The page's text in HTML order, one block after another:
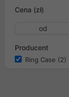
Cena (zł)
Producent
Ring Case (2)